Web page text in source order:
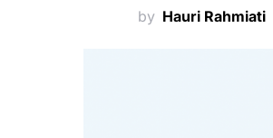
by Hauri Rahmiati